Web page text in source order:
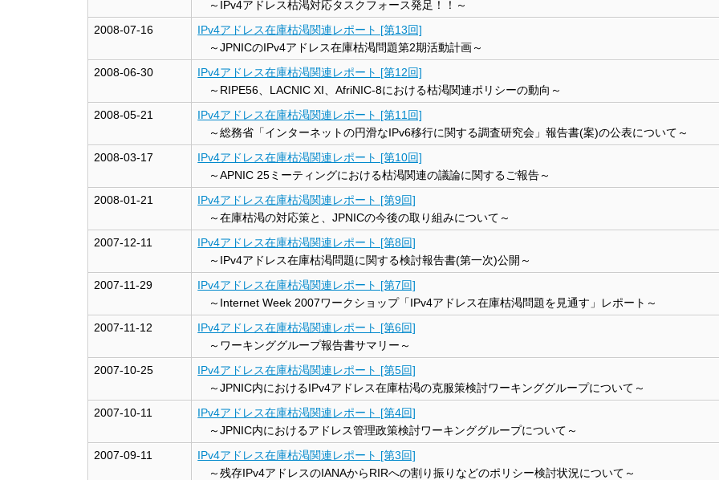
～IPv4アドレス枯渇対応タスクフォース発足！！～
2008-07-16
IPv4アドレス在庫枯渇関連レポート [第13回]
～JPNICのIPv4アドレス在庫枯渇問題第2期活動計画～
2008-06-30
IPv4アドレス在庫枯渇関連レポート [第12回]
～RIPE56、LACNIC XI、AfriNIC-8における枯渇関連ポリシーの動向～
2008-05-21
IPv4アドレス在庫枯渇関連レポート [第11回]
～総務省「インターネットの円滑なIPv6移行に関する調査研究会」報告書(案)の公表について～
2008-03-17
IPv4アドレス在庫枯渇関連レポート [第10回]
～APNIC 25ミーティングにおける枯渇関連の議論に関するご報告～
2008-01-21
IPv4アドレス在庫枯渇関連レポート [第9回]
～在庫枯渇の対応策と、JPNICの今後の取り組みについて～
2007-12-11
IPv4アドレス在庫枯渇関連レポート [第8回]
～IPv4アドレス在庫枯渇問題に関する検討報告書(第一次)公開～
2007-11-29
IPv4アドレス在庫枯渇関連レポート [第7回]
～Internet Week 2007ワークショップ「IPv4アドレス在庫枯渇問題を見通す」レポート～
2007-11-12
IPv4アドレス在庫枯渇関連レポート [第6回]
～ワーキンググループ報告書サマリー～
2007-10-25
IPv4アドレス在庫枯渇関連レポート [第5回]
～JPNIC内におけるIPv4アドレス在庫枯渇の克服策検討ワーキンググループについて～
2007-10-11
IPv4アドレス在庫枯渇関連レポート [第4回]
～JPNIC内におけるアドレス管理政策検討ワーキンググループについて～
2007-09-11
IPv4アドレス在庫枯渇関連レポート [第3回]
～残存IPv4アドレスのIANAからRIRへの割り振りなどのポリシー検討状況について～